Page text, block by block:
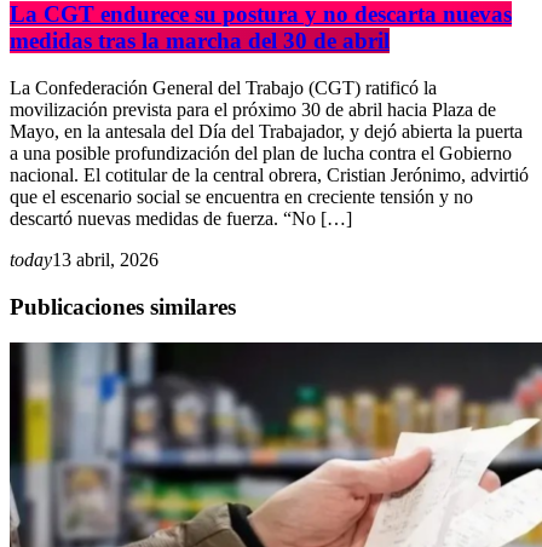
La CGT endurece su postura y no descarta nuevas
medidas tras la marcha del 30 de abril
La Confederación General del Trabajo (CGT) ratificó la
movilización prevista para el próximo 30 de abril hacia Plaza de
Mayo, en la antesala del Día del Trabajador, y dejó abierta la puerta
a una posible profundización del plan de lucha contra el Gobierno
nacional. El cotitular de la central obrera, Cristian Jerónimo, advirtió
que el escenario social se encuentra en creciente tensión y no
descartó nuevas medidas de fuerza. “No […]
today13 abril, 2026
Publicaciones similares